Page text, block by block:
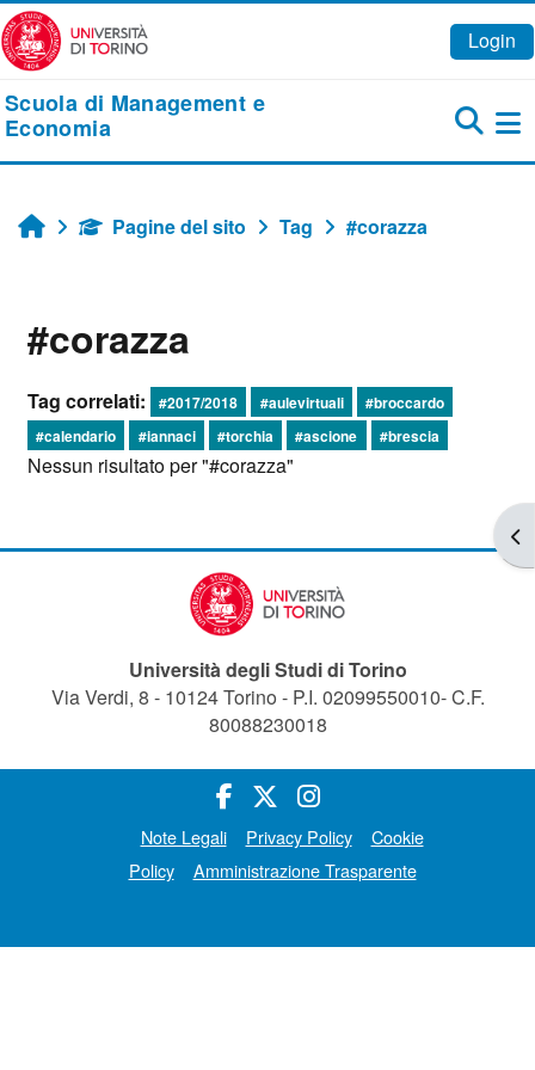
Vai al contenuto principale
Login
Scuola di Management e
Economia
HomePagine del sito Tag #corazza
#corazza
Tag correlati: #2017/2018 #aulevirtuali
#broccardo
#calendario
#iannaci #torchia #ascione #brescia
Nessun risultato per "#corazza"
Università degli Studi di Torino
Via Verdi, 8 - 10124 Torino - P.I. 02099550010- C.F.
80088230018
Note Legali Privacy Policy
Cookie
Policy
Amministrazione Trasparente